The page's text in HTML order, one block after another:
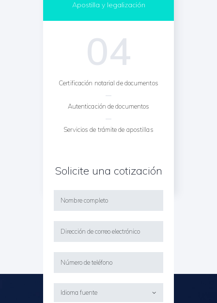
Apostilla y legalización
04
Certificación notarial de documentos
Autenticación de documentos
Servicios de trámite de apostillas
Solicite una cotización